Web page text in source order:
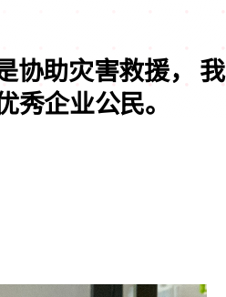
协助灾害救援， 我
企业公民。